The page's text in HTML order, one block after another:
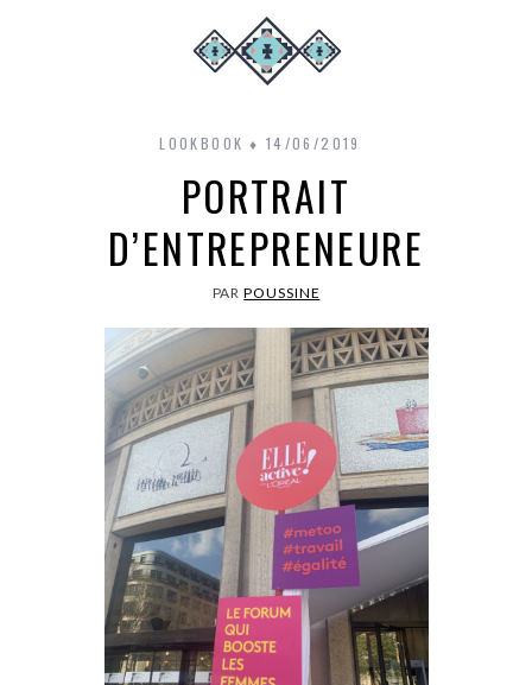
LOOKBOOK 14/06/2019
PORTRAIT
D’ENTREPRENEURE
PARPOUSSINE